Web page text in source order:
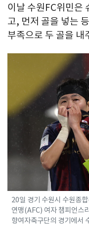
이날 수원FC위민은
고, 먼저 골을 넣는
부족으로 두 골을 내
20일 경기 수원시 수원종
연맹(AFC) 여자 챔피언스
향여자축구단의 경기에서